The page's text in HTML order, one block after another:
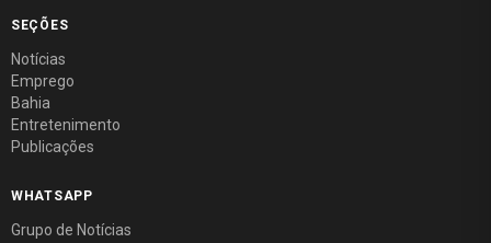
SEÇÕES
Notícias
Emprego
Bahia
Entretenimento
Publicações
WHATSAPP
Grupo de Notícias